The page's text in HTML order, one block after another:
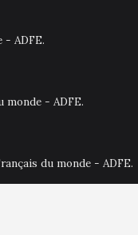
- ADFE.
- ADFE.
du monde - ADFE.